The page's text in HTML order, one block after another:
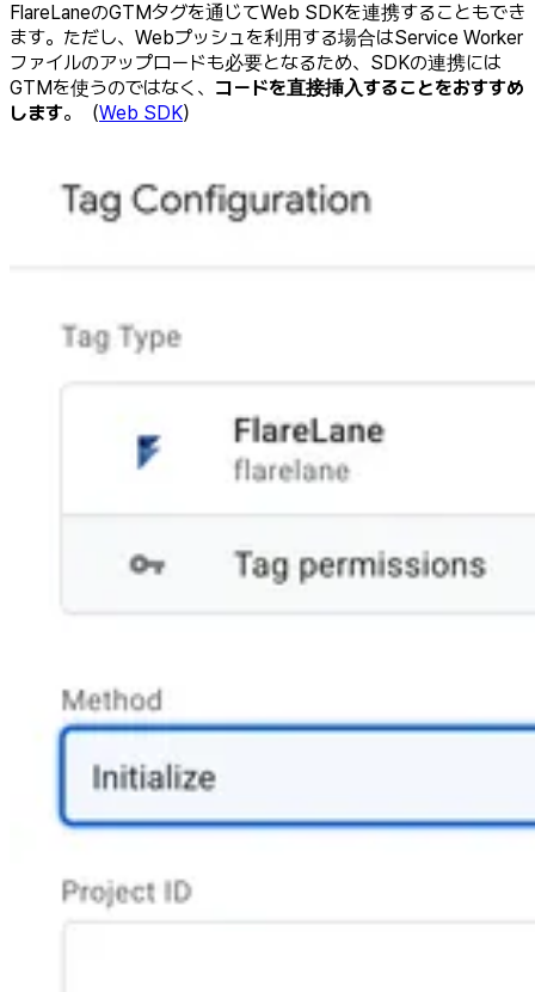
FlareLaneのGTMタグを通じてWeb SDKを連携することもでき
ます。ただし、Webプッシュを利用する場合はService Worker
ファイルのアップロードも必要となるため、SDKの連携には
GTMを使うのではなく、 コードを直接挿入することをおすすめ
します。（Web SDK）